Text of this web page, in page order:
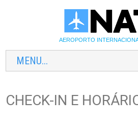
AEROPORTO
MENU...
CHECK-IN E